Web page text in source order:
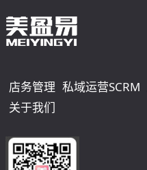
店务管理 私域运营SCRM
关于我们